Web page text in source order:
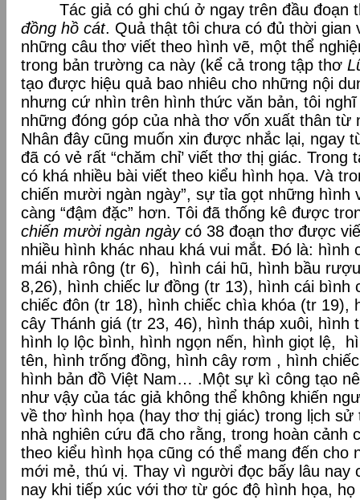
Tác giả có ghi chú ở ngay trên đầu đoạn
đồng hồ cát. Quả thật tôi chưa có đủ thời gian
những câu thơ viết theo hình vẽ, một thể
trong bản trường ca này (kể cả trong tập thơ
tạo được hiệu quả bao nhiêu cho những nội
nhưng cứ nhìn trên hình thức văn bản, tôi
những đóng góp của nhà thơ vốn xuất thân từ
Nhân đây cũng muốn xin được nhắc lại, ngay
đã có vẻ rất “chăm chỉ’ viết thơ thị giác. Trong
có khá nhiều bài viết theo kiểu hình họa. Và
chiến mười ngàn ngày”, sự tỉa gọt những hình
càng “đậm đặc” hơn. Tôi đã thống kê được
chiến mười ngàn ngàycó 38 đoạn thơ được
nhiều hình khác nhau khá vui mắt. Đó là:
mái nhà rông (tr 6), hình cái hũ, hình bầu
8,26), hình chiếc lư đồng (tr 13), hình cái bình
chiếc đôn (tr 18), hình chiếc chìa khóa (tr 19),
cây Thánh giá (tr 23, 46), hình tháp xuôi, hình
hình lọ lộc bình, hình ngọn nến, hình giọt lệ,
tên, hình trống đồng, hình cây rơm , hình
hình bản đồ Việt Nam… .Một sự kì công tạo
như vậy của tác giả không thể không khiến
về thơ hình họa (hay thơ thị giác) trong lịch sử
nhà nghiên cứu đã cho rằng, trong hoàn cảnh
theo kiểu hình họa cũng có thể mang đến
mới mẻ, thú vị. Thay vì người đọc bấy lâu nay
nay khi tiếp xúc với thơ từ góc độ hình họa,